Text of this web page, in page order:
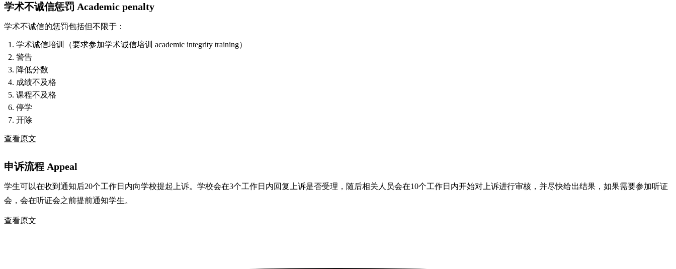
学术不诚信惩罚 Academic penalty
学术不诚信的惩罚包括但不限于：
学术诚信培训（要求参加学术诚信培训 academic integrity training）
警告
降低分数
成绩不及格
课程不及格
停学
开除
查看原文
申诉流程 Appeal
学生可以在收到通知后20个工作日内向学校提起上诉。学校会在3个工作日内回复上诉是否受理，随后相关人员会在10个工作日内开始对上诉进行审核，并尽快给出结果，如果需要参加听证
会，会在听证会之前提前通知学生。
查看原文